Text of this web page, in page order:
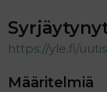
https://yle.fi/
Määritelmiä